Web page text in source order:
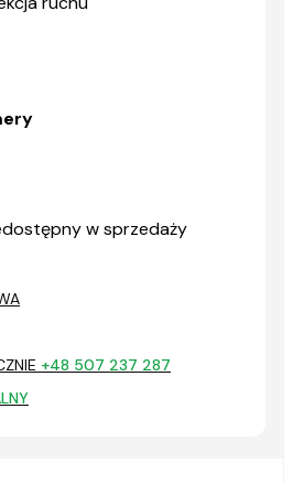
w sprzedaży
+48 507 237 287